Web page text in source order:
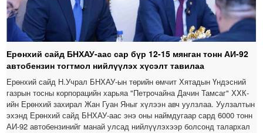
Ерөнхий сайд БНХАУ-аас сар бүр 12-15 мянган тонн АИ-92
автобензин тогтмол нийлүүлэх хүсэлт тавилаа
Ерөнхий сайд Н.Учрал БНХАУ-ын төрийн өмчит Хятадын Үндэсний
газрын тосны корпорацийн харьяа "Петрочайна Дачин Тамсаг" ХХК-
ийн Ерөнхий захирал Жан Гуан Яныг хүлээн авч уулзлаа. Уулзалтын
эхэнд Ерөнхий сайд БНХАУ-аас энэ оны наймдугаар сард 6000 тонн
АИ-92 автобензинийг манай улсад нийлүүлэхээр болсонд талархал